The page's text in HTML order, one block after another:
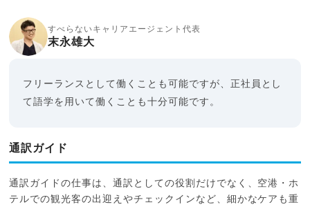
すべらないキャリアエージェント代表
末永雄大
フリーランスとして働くことも可能ですが、正社員とし
て語学を用いて働くことも十分可能です。
通訳ガイド
通訳ガイドの仕事は、通訳としての役割だけでなく、空港・ホ
テルでの観光客の出迎えやチェックインなど、細かなケアも重